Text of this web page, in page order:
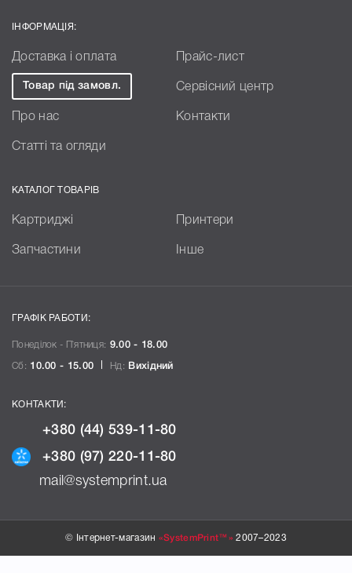
ІНФОРМАЦІЯ:
Доставка і оплата Прайс-лист
Товар під замовл. Сервісний центр
Про нас Контакти
Статті та огляди
КАТАЛОГ ТОВАРІВ
Картриджі Принтери
Запчастини Інше
ГРАФІК РАБОТИ:
Понеділок - П`ятниця: 9.00 - 18.00
Сб: 10.00 - 15.00 Нд: Вихідний
КОНТАКТИ:
+380 (44) 539-11-80
+380 (97) 220-11-80
mail@systemprint.ua
© Інтернет-магазин «SystemPrint™» 2007–2023